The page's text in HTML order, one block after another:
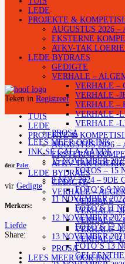
LEDE
PROJEKTE &
AUGUSTUS 2026 –
EKSTERNE
ATKV-TAK
LEDE BYDRAES
GEDIGTE
VERHALE –
VERHALE –
VERHALE -
VERHALE –
VERHALE -
VERHALE -
PROSA
LEES MEER OOR INK
INK SE GALA-AANDE
15 NOVEMBER
FOTOS – 15
9 NOV 2024 – 9DE
FOTO’S 9
11 NOVEMBER
FOTO’S 11
12 NOVEMBER
FOTO’S 12
13 NOVEMBER
FOTO’S 13
Teken in Registreer
TUIS
LEDE
PROJEKTE &
AUGUSTUS 2026 –
EKSTERNE
ATKV-TAK
LEDE BYDRAES
GEDIGTE
VERHALE –
VERHALE –
VERHALE -
VERHALE –
VERHALE -
VERHALE -
PROSA
LEES MEER OOR INK
deur Palet
vir Gedigte
Merkers:
Liefde
Share: